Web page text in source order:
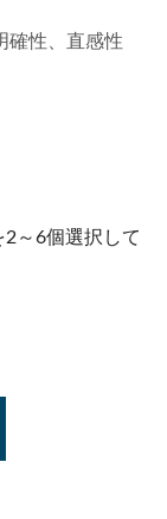
確性、直感性
～6個選択して